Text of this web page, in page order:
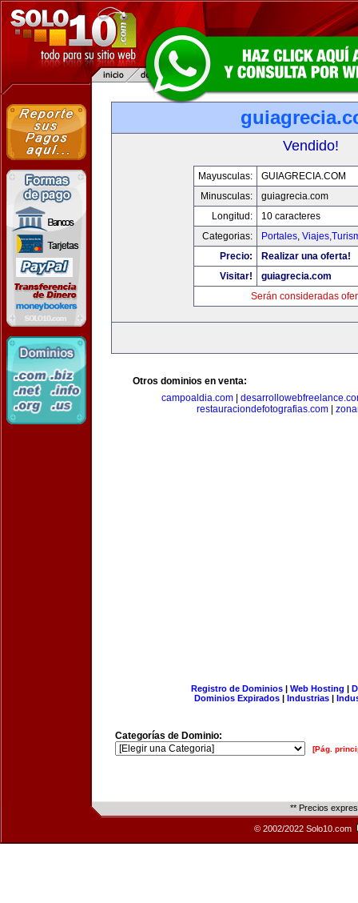
Vendido!
Mayusculas:
GUIAGRECIA.COM
Minusculas:
guiagrecia.com
Longitud:
10 caracteres
Categorias:
Portales,
Precio:
Realizar una oferta!
Visitar!
guiagrecia.com
Serán consideradas
Otros dominios en venta:
campoaldia.com
restauraciondefotografias.com|
Registro de Dominios| Web Hosting |
Dominios Expirados | Industrias |
Categorías de Dominio:
[Pág.
** Precios
© 2002/2022 Solo10.com